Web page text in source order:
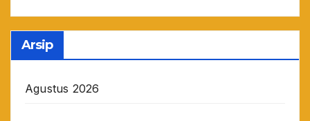
Arsip
Agustus 2026